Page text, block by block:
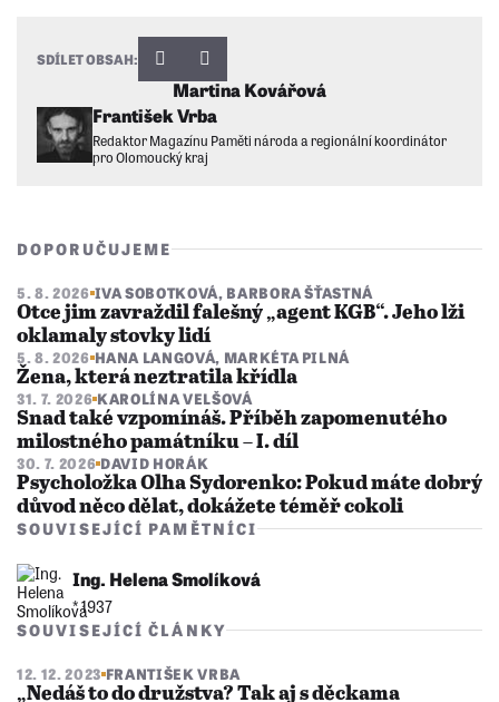
František Vrba
Redaktor Magazínu Paměti národa a regionální koordinátor
pro Olomoucký kraj
Martina Kovářová
SDÍLET OBSAH:
DOPORUČUJEME
5. 8. 2026 IVA SOBOTKOVÁ, BARBORA ŠŤASTNÁ
Otce jim zavraždil falešný „agent KGB“. Jeho lži
oklamaly stovky lidí
5. 8. 2026 HANA LANGOVÁ, MARKÉTA PILNÁ
Žena, která neztratila křídla
31. 7. 2026 KAROLÍNA VELŠOVÁ
Snad také vzpomínáš. Příběh zapomenutého
milostného památníku – I. díl
30. 7. 2026 DAVID HORÁK
Psycholožka Olha Sydorenko: Pokud máte dobrý
důvod něco dělat, dokážete téměř cokoli
SOUVISEJÍCÍ PAMĚTNÍCI
Ing. Helena Smolíková
* 1937
SOUVISEJÍCÍ ČLÁNKY
12. 12. 2023 FRANTIŠEK VRBA
„Nedáš to do družstva? Tak aj s děckama